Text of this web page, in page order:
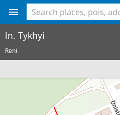
ln. Tykhyi
Reni
<% console.log(hcard) %>